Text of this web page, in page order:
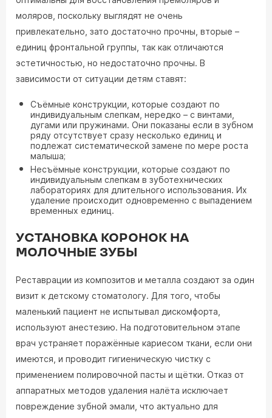
моляров, поскольку выглядят не очень
привлекательно, зато достаточно прочны, вторые –
единиц фронтальной группы, так как отличаются
эстетичностью, но недостаточно прочны. В
зависимости от ситуации детям ставят:
Съёмные конструкции, которые создают по
индивидуальным слепкам, нередко – с винтами,
дугами или пружинами. Они показаны если в зубном
ряду отсутствует сразу несколько единиц и
подлежат систематической замене по мере роста
малыша;
Несъёмные конструкции, которые создают по
индивидуальным слепкам в зуботехнических
лабораториях для длительного использования. Их
удаление происходит одновременно с выпадением
временных единиц.
УСТАНОВКА КОРОНОК НА
МОЛОЧНЫЕ ЗУБЫ
Реставрации из композитов и металла создают за один
визит к детскому стоматологу. Для того, чтобы
маленький пациент не испытывал дискомфорта,
используют анестезию. На подготовительном этапе
врач устраняет поражённые кариесом ткани, если они
имеются, и проводит гигиеническую чистку с
применением полировочной пасты и щётки. Отказ от
аппаратных методов удаления налёта исключает
повреждение зубной эмали, что актуально для